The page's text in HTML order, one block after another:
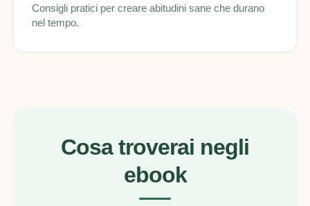
Consigli pratici per creare abitudini sane che durano
nel tempo.
Cosa troverai negli
ebook